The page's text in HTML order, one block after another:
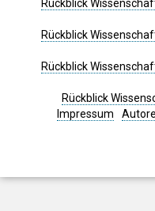
Rückblick
Rückblick
Rückblick
Rückblick
Impressum